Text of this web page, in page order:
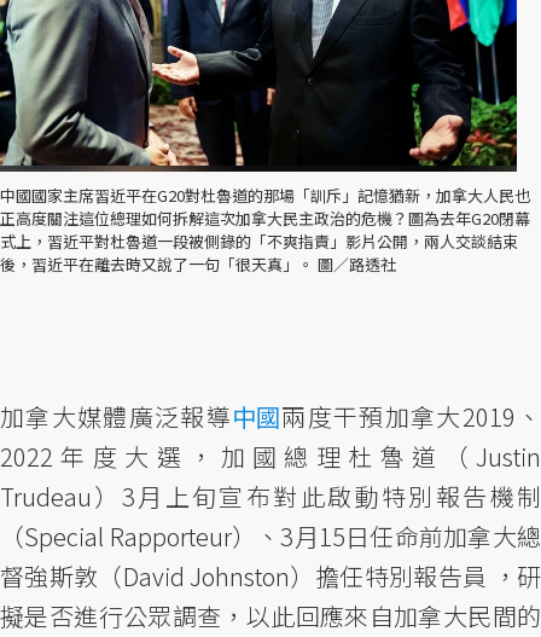
中國國家主席習近平在G20對杜魯道的那場「訓斥」記憶猶新，加拿大人民也
正高度關注這位總理如何拆解這次加拿大民主政治的危機？圖為去年G20閉幕
式上，習近平對杜魯道一段被側錄的「不爽指責」影片公開，兩人交談結束
後，習近平在離去時又說了一句「很天真」。 圖／路透社
加拿大媒體廣泛報導中國兩度干預加拿大2019、
2022年度大選，加國總理杜魯道（Justin
Trudeau）3月上旬宣布對此啟動特別報告機制
（Special Rapporteur）、3月15日任命前加拿大總
督強斯敦（David Johnston）擔任特別報告員 ，研
擬是否進行公眾調查，以此回應來自加拿大民間的